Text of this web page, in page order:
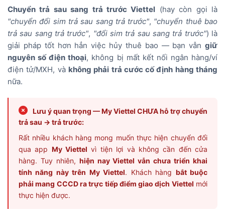
Chuyển trả sau sang trả trước Viettel (hay còn gọi là
"chuyển đổi sim trả sau sang trả trước", "chuyển thuê bao
trả sau sang trả trước", "đổi sim trả sau sang trả trước") là
giải pháp tốt hơn hẳn việc hủy thuê bao — bạn vẫn giữ
nguyên số điện thoại, không bị mất kết nối ngân hàng/ví
điện tử/MXH, và không phải trả cước cố định hàng tháng
nữa.
Lưu ý quan trọng — My Viettel CHƯA hỗ trợ chuyển
trả sau → trả trước:
Rất nhiều khách hàng mong muốn thực hiện chuyển đổi
qua app My Viettel vì tiện lợi và không cần đến cửa
hàng. Tuy nhiên, hiện nay Viettel vẫn chưa triển khai
tính năng này trên My Viettel. Khách hàng bắt buộc
phải mang CCCD ra trực tiếp điểm giao dịch Viettel mới
thực hiện được.